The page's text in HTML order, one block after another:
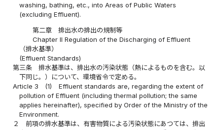
washing, bathing, etc., into Areas of Public Waters
(excluding Effluent).
第二章 排出水の排出の規制等
Chapter II Regulation of the Discharging of Effluent
（排水基準）
(Effluent Standards)
第三条
排水基準は、排出水の汚染状態（熱によるものを含む。以
下同じ。）について、環境省令で定める。
Article 3
(1)
Effluent standards are, regarding the extent of
pollution of Effluent (including thermal pollution; the same
applies hereinafter), specified by Order of the Ministry of the
Environment.
２
前項の排水基準は、有害物質による汚染状態にあつては、排出